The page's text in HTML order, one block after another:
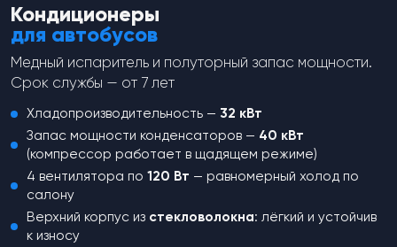
Не нашли,что искали?
Оставьте заявку и наш менеджер
свяжется с вами для консультации
Кондиционеры
для автобусов
Медный испаритель и полуторный запас мощности.
Срок службы — от 7 лет
Хладопроизводительность — 32 кВт
Запас мощности конденсаторов — 40 кВт
(компрессор работает в щадящем режиме)
4 вентилятора по120 Вт — равномерный холод по
салону
Верхний корпус из стекловолокна: лёгкий и устойчив
к износу